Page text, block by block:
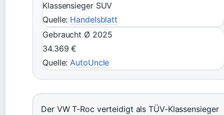
Klassensieger SUV
Quelle: Handelsblatt
Gebraucht Ø 2025
34.369 €
Quelle:AutoUncle
Der VW T-Roc verteidigt als TÜV-Klassensieger